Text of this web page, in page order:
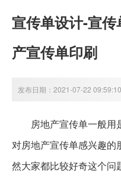
宣传单设计-宣
产宣传单印刷
发布日期：2021-07-22
房地产宣传单一般用
对房地产宣传单感兴趣的
然大家都比较好奇这个问